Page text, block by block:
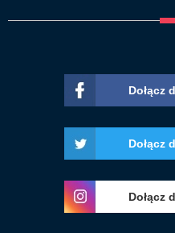
Dołącz
Dołącz
Dołącz